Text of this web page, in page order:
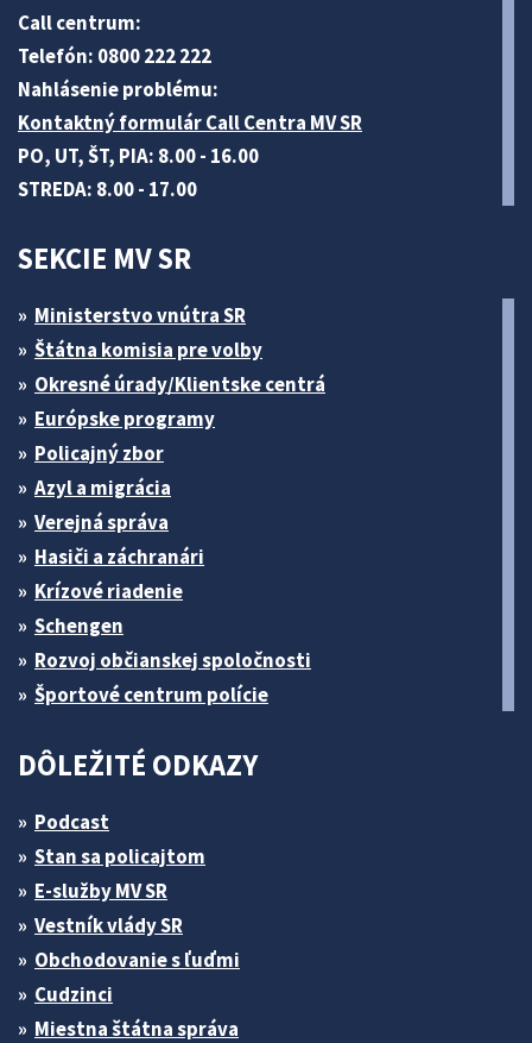
Call centrum:
Telefón: 0800 222 222
Nahlásenie problému:
Kontaktný formulár Call Centra MV SR
PO, UT, ŠT, PIA: 8.00 - 16.00
STREDA: 8.00 - 17.00
SEKCIE MV SR
Ministerstvo vnútra SR
Štátna komisia pre volby
Okresné úrady/Klientske centrá
Európske programy
Policajný zbor
Azyl a migrácia
Verejná správa
Hasiči a záchranári
Krízové riadenie
Schengen
Rozvoj občianskej spoločnosti
Športové centrum polície
DÔLEŽITÉ ODKAZY
Podcast
Stan sa policajtom
E-služby MV SR
Vestník vlády SR
Obchodovanie s ľuďmi
Cudzinci
Miestna štátna správa